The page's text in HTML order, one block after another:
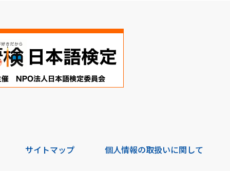
サイトマップ 個人情報の取扱いに関して